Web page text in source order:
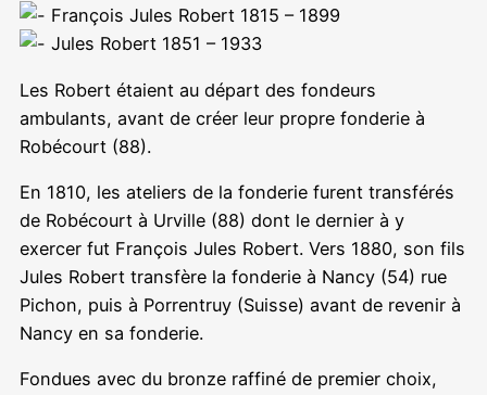
François Jules Robert 1815 – 1899
Jules Robert 1851 – 1933
Les Robert étaient au départ des fondeurs
ambulants, avant de créer leur propre fonderie à
Robécourt (88).
En 1810, les ateliers de la fonderie furent transférés
de Robécourt à Urville (88) dont le dernier à y
exercer fut François Jules Robert. Vers 1880, son fils
Jules Robert transfère la fonderie à Nancy (54) rue
Pichon, puis à Porrentruy (Suisse) avant de revenir à
Nancy en sa fonderie.
Fondues avec du bronze raffiné de premier choix,